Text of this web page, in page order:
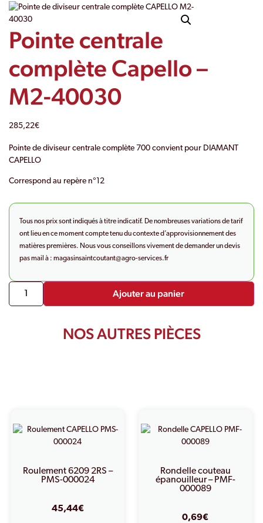
Pointe centrale
complète Capello –
M2-40030
285,22€
Pointe de diviseur centrale complète 700 convient pour DIAMANT
CAPELLO
Correspond au repère n°12
Tous nos prix sont indiqués à titre indicatif. De nombreuses variations de tarif
ont lieu en ce moment compte tenu du contexte d’approvisionnement des
matières premières. Nous vous conseillons vivement de demander un devis
pas mail à : magasinsaintcoutant@agro-services.fr
Ajouter au panier
NOS AUTRES PIÈCES
Roulement 6209 2RS –
PMS-000024
45,44€
Rondelle couteau
épanouilleur – PMF-
000089
0,69€